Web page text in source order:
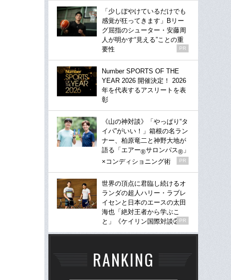
「少しぼやけているだけでも
感覚が狂ってきます」Bリー
グ屈指のシューター・安藤周
人が明かす“見える”ことの重
要性
PR
Number SPORTS OF THE
YEAR 2026 開催決定！ 2026
年を代表するアスリートを表
彰
《山の神対談》「やっぱり“タ
イパ”がいい！」箱根の名ラン
ナー、柏原竜二と神野大地が
語る「エアー®サロンパス® 」
×コンディショニング術
PR
世界の頂点に君臨し続けるオ
ランダの超人ハリー・ラブレ
イセンと日本のエースの太田
海也「絶対王者から学ぶこ
と」《ケイリン国際対談②》
PR
RANKING